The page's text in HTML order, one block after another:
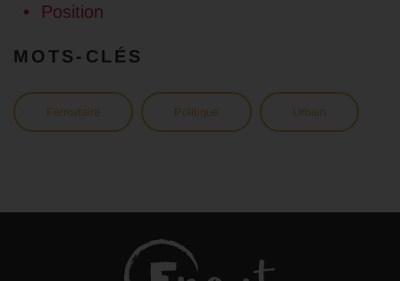
Position
MOTS-CLÉS
Ferroviaire Politique Urbain